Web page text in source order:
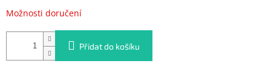
Možnosti doručení
Přidat do košíku